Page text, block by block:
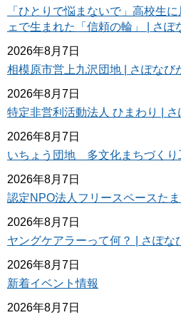
「ひとりで悩まないで」高校生
ェで生まれた「信頼の輪」 | さぽ
2026年8月7日
相模原市営上九沢団地 | さぽなび
2026年8月7日
特定非営利活動法人 ひまわり |
2026年8月7日
いちょう団地 多文化まちづくり
2026年8月7日
認定NPO法人フリースペースた
2026年8月7日
ヤングケアラーって何？ | さぽな
2026年8月7日
新着イベント情報
2026年8月7日